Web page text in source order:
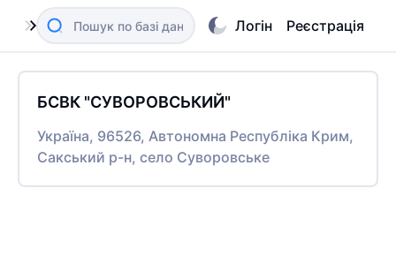
Логін Реєстрація
БСВК "СУВОРОВСЬКИЙ"
Україна, 96526, Автономна Республіка Крим,
Сакський р-н, село Суворовське